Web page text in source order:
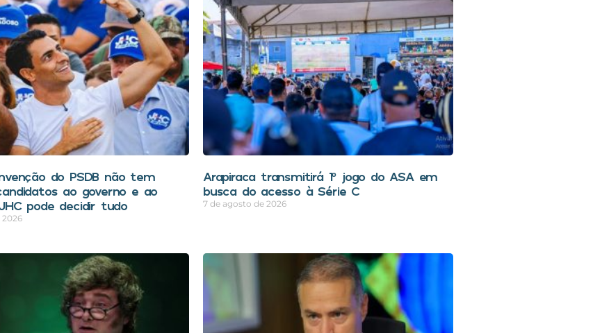
do PSDB não tem
ao governo e ao
pode decidir tudo
Arapiraca transmitirá 1º jogo do ASA em
busca do acesso à Série C
7 de agosto de 2026